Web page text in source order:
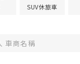
SUV休旅車